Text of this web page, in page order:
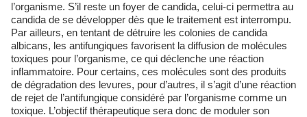
l’organisme. S’il reste un foyer de candida, celui-ci permettra au
candida de se développer dès que le traitement est interrompu.
Par ailleurs, en tentant de détruire les colonies de candida
albicans, les antifungiques favorisent la diffusion de molécules
toxiques pour l’organisme, ce qui déclenche une réaction
inflammatoire. Pour certains, ces molécules sont des produits
de dégradation des levures, pour d’autres, il s’agit d’une réaction
de rejet de l’antifungique considéré par l’organisme comme un
toxique. L’objectif thérapeutique sera donc de moduler son